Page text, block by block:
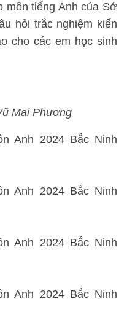
môn tiếng Anh của Sở
hỏi trắc nghiệm kiến
cho các em học sinh
Mai Phương